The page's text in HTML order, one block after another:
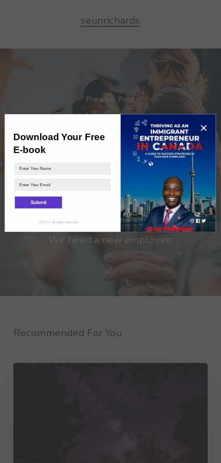
seunrichards
Previous Post
Deep down in the water
Next Post
We hired a new employee
Recommended For You
Download Your Free
E-book
Submit
2024 (C) All rights reserved.
×